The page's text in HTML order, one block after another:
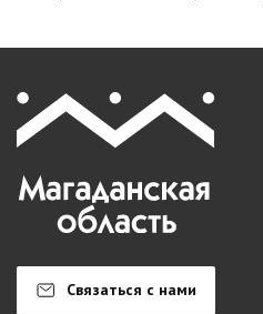
Связаться с нами